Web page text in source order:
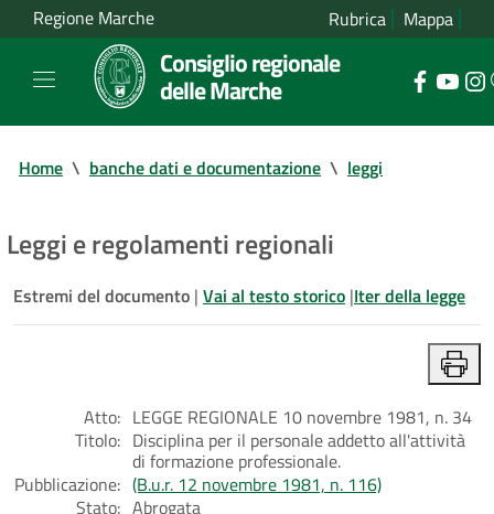
Regione Marche Rubrica Mappa
Consiglio regionale
delle Marche
Home \ banche dati e documentazione \ leggi
Leggi e regolamenti regionali
Estremi del documento | Vai al testo storico |Iter della legge
Atto: LEGGE REGIONALE 10 novembre 1981, n. 34
Titolo: Disciplina per il personale addetto all'attività
di formazione professionale.
Pubblicazione: (B.u.r. 12 novembre 1981, n. 116)
Stato: Abrogata